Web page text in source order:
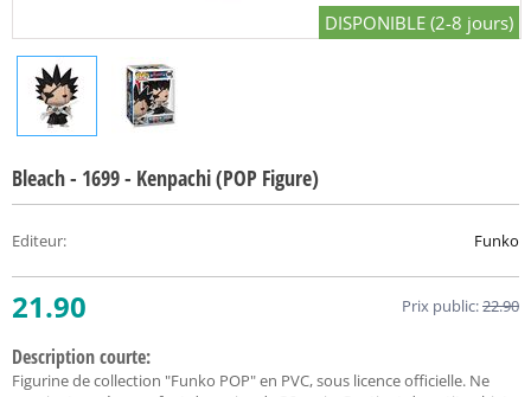
DISPONIBLE (2-8 jours)
Bleach - 1699 - Kenpachi (POP Figure)
Editeur: Funko
21.90 Prix public:22.90
Description courte:
Figurine de collection "Funko POP" en PVC, sous licence officielle. Ne